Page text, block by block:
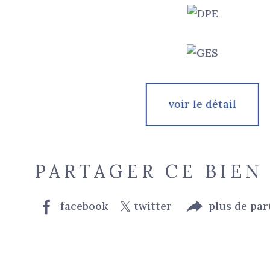
voir le détail
PARTAGER CE BIEN
facebook twitter plus de